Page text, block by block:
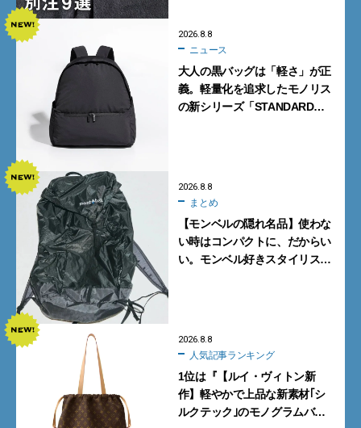
2026.8.8
ニュース
大人の黒バッグは「軽さ」が正
義。軽量化を追求したモノリス
の新シリーズ「STANDARD
2026.8.8
まとめ
【モンベルの隠れ名品】使わな
い時はコンパクトに、だからい
い。モンベル好きスタイリスト
2026.8.8
人気記事ランキング
1位は『【ルイ・ヴィトン新
作】軽やかで上品な新素材｢シ
ルクテック｣のモノグラムバッ